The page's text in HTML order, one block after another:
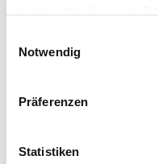
Notwendig
Präferenzen
Statistiken